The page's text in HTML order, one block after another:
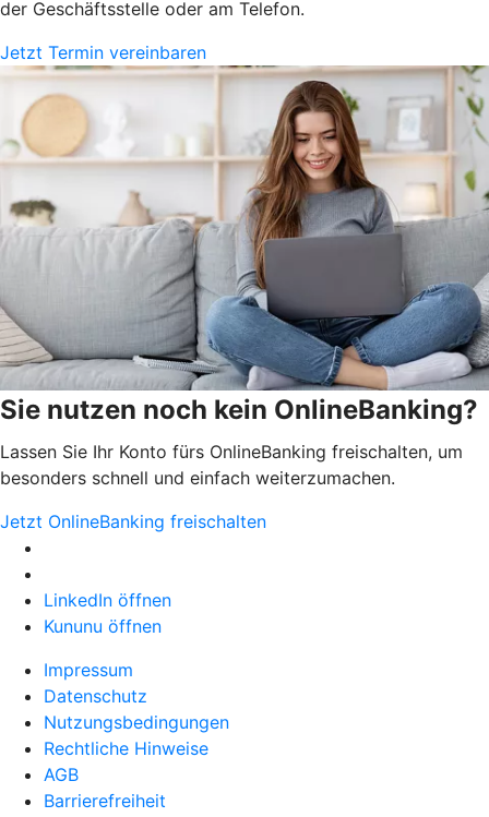
der Geschäftsstelle oder am Telefon.
Jetzt Termin vereinbaren
Sie nutzen noch kein OnlineBanking?
Lassen Sie Ihr Konto fürs OnlineBanking freischalten, um
besonders schnell und einfach weiterzumachen.
Jetzt OnlineBanking freischalten
LinkedIn öffnen
Kununu öffnen
Impressum
Datenschutz
Nutzungsbedingungen
Rechtliche Hinweise
AGB
Barrierefreiheit